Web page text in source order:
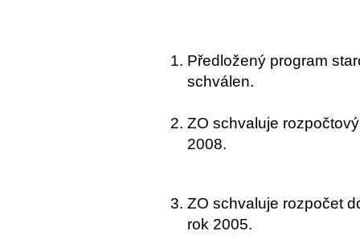
Předložený program
schválen.
ZO schvaluje
2008.
ZO schvaluje rozpočet
rok 2005.